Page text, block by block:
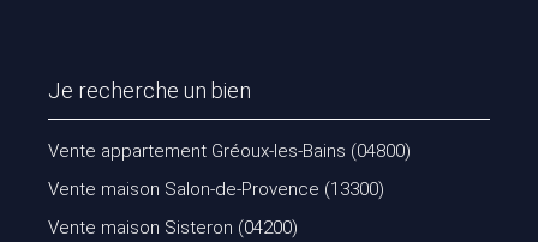
Je recherche un bien
Vente appartement Gréoux-les-Bains (04800)
Vente maison Salon-de-Provence (13300)
Vente maison Sisteron (04200)